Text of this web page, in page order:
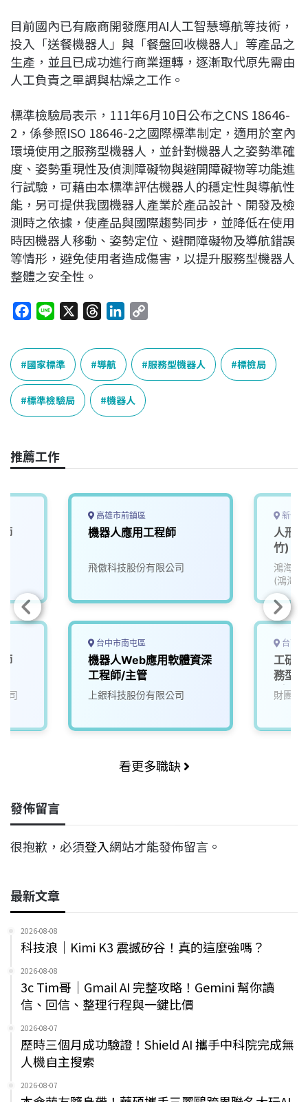
目前國內已有廠商開發應用AI人工智慧導航等技術，
投入「送餐機器人」與「餐盤回收機器人」等產品之
生產，並且已成功進行商業運轉，逐漸取代原先需由
人工負責之單調與枯燥之工作。
標準檢驗局表示，111年6月10日公布之CNS 18646-
2，係參照ISO 18646-2之國際標準制定，適用於室內
環境使用之服務型機器人，並針對機器人之姿勢準確
度、姿勢重現性及偵測障礙物與避開障礙物等功能進
行試驗，可藉由本標準評估機器人的穩定性與導航性
能，另可提供我國機器人產業於產品設計、開發及檢
測時之依據，使產品與國際趨勢同步，並降低在使用
時因機器人移動、姿勢定位、避開障礙物及導航錯誤
等情形，避免使用者造成傷害，以提升服務型機器人
整體之安全性。
c
e
b
o
o
n
e
r
e
a
d
s
k
e
d
I
p
y
L
國家標準 導航 服務型機器人 標檢局
標準檢驗局 機器人
推薦工作
司
高雄市前鎮區
機器人應用工程師
飛傲科技股份有限公司
台中市南屯區
機器人Web應用軟體資深
工程師/主管
上銀科技股份有限公司
新竹市
人形
竹)
鴻海精
(鴻海)
台南
工研
務型
(六甲
財團法
看更多職缺
發佈留言
很抱歉，必須登入網站才能發佈留言。
最新文章
2026-08-08
科技浪｜Kimi K3 震撼矽谷！真的這麼強嗎？
2026-08-08
3c Tim哥｜Gmail AI 完整攻略！Gemini 幫你讀
信、回信、整理行程與一鍵比價
2026-08-07
歷時三個月成功驗證！Shield AI 攜手中科院完成無
人機自主搜索
2026-08-07